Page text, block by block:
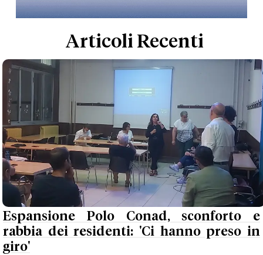
Articoli Recenti
Espansione Polo Conad, sconforto e
rabbia dei residenti: 'Ci hanno preso in
giro'